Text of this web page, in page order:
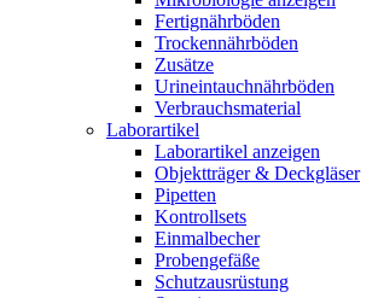
Fertignährböden
Trockennährböden
Zusätze
Urineintauchnährböden
Verbrauchsmaterial
Laborartikel
Laborartikel anzeigen
Objektträger & Deckgläser
Pipetten
Kontrollsets
Einmalbecher
Probengefäße
Schutzausrüstung